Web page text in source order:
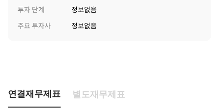
투자 단계
정보없음
주요 투자사
정보없음
연결재무제표 별도재무제표